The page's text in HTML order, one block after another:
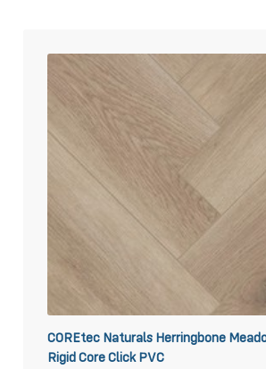
COREtec Naturals Herringbone
Rigid Core Click PVC